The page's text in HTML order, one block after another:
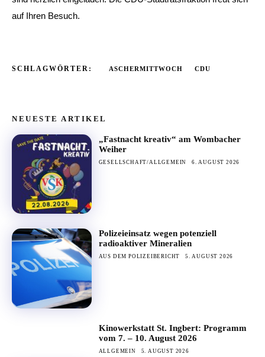
auf Ihren Besuch.
SCHLAGWÖRTER: ASCHERMITTWOCH CDU
NEUESTE ARTIKEL
„Fastnacht kreativ“ am Wombacher
Weiher
GESELLSCHAFT/ALLGEMEIN 6. AUGUST 2026
Polizeieinsatz wegen potenziell
radioaktiver Mineralien
AUS DEM POLIZEIBERICHT 5. AUGUST 2026
Kinowerkstatt St. Ingbert: Programm
vom 7. – 10. August 2026
ALLGEMEIN 5. AUGUST 2026